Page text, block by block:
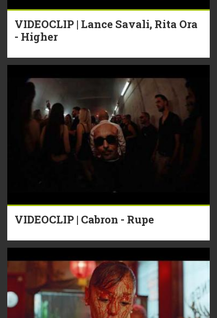
VIDEOCLIP | Lance Savali, Rita Ora
- Higher
VIDEOCLIP | Cabron - Rupe